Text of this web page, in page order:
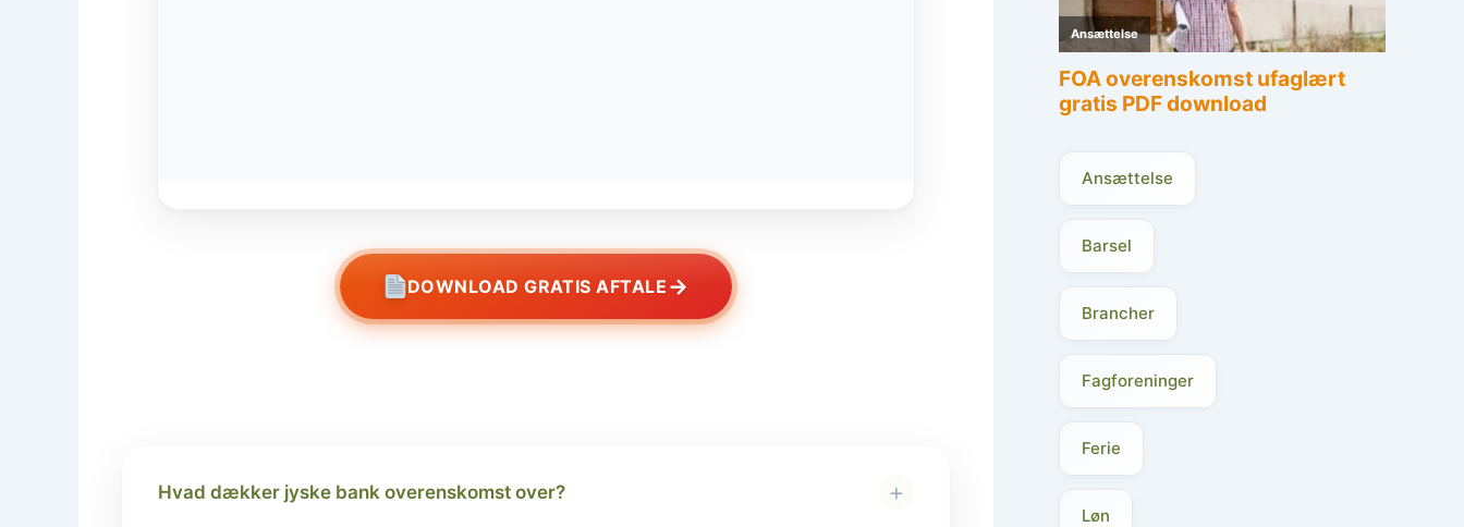
DOWNLOAD GRATIS AFTALE →
Hvad dækker jyske bank overenskomst over? +
Ansættelse
Barsel
Brancher
Fagforeninger
Ferie
Løn